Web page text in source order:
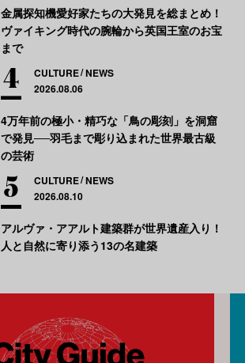
金属探知機愛好家たちの大発見を総まとめ！
ヴァイキング時代の腕輪から英国王室のお宝
まで
CULTURE NEWS
2026.08.06
4万年前の極小・精巧な「鳥の彫刻」を洞窟
で発見──羽毛まで彫り込まれた世界最古級
の芸術
CULTURE NEWS
2026.08.10
アルヴァ・アアルト建築群が世界遺産入り！
人と自然に寄り添う13の名建築